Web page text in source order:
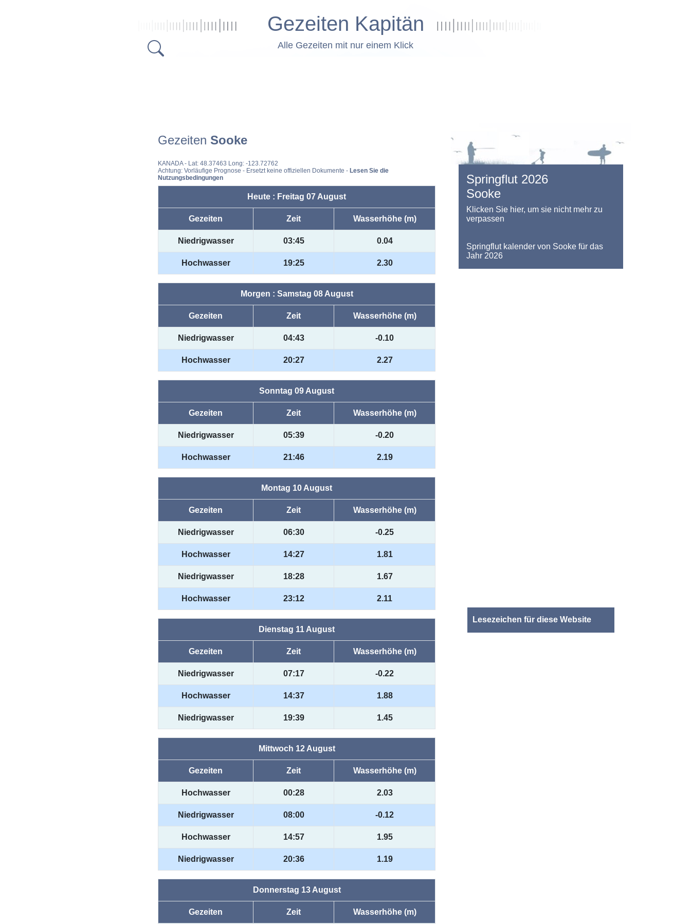
Gezeiten Kapitän
Alle Gezeiten mit nur einem Klick
Gezeiten Sooke
KANADA- Lat: 48.37463 Long: -123.72762
Achtung: Vorläufige Prognose - Ersetzt keine offiziellen Dokumente - Lesen Sie die
Nutzungsbedingungen
Heute : Freitag 07 August
Gezeiten Zeit Wasserhöhe (m)
Niedrigwasser 03:45 0.04
Hochwasser 19:25 2.30
Morgen : Samstag 08 August
Gezeiten Zeit Wasserhöhe (m)
Niedrigwasser 04:43 -0.10
Hochwasser 20:27 2.27
Sonntag 09 August
Gezeiten Zeit Wasserhöhe (m)
Niedrigwasser 05:39 -0.20
Hochwasser 21:46 2.19
Montag 10 August
Gezeiten Zeit Wasserhöhe (m)
Niedrigwasser 06:30 -0.25
Hochwasser 14:27 1.81
Niedrigwasser 18:28 1.67
Hochwasser 23:12 2.11
Dienstag 11 August
Gezeiten Zeit Wasserhöhe (m)
Niedrigwasser 07:17 -0.22
Hochwasser 14:37 1.88
Niedrigwasser 19:39 1.45
Mittwoch 12 August
Gezeiten Zeit Wasserhöhe (m)
Hochwasser 00:28 2.03
Niedrigwasser 08:00 -0.12
Hochwasser 14:57 1.95
Niedrigwasser 20:36 1.19
Donnerstag 13 August
Gezeiten Zeit Wasserhöhe (m)
Springflut 2026
Sooke
Klicken Sie hier, um sie nicht mehr zu
verpassen
Springflut kalender von Sooke für das
Jahr 2026
Lesezeichen für diese Website